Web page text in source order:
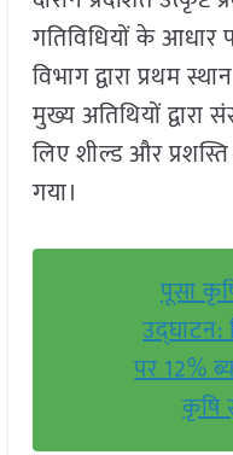
गतिविधियों के
विभाग द्वारा प्रथम
मुख्य अतिथियों
लिए शील्ड और प्रशस्ति
गया।
पूसा
उद्घाटन:
पर 12%
कृषि